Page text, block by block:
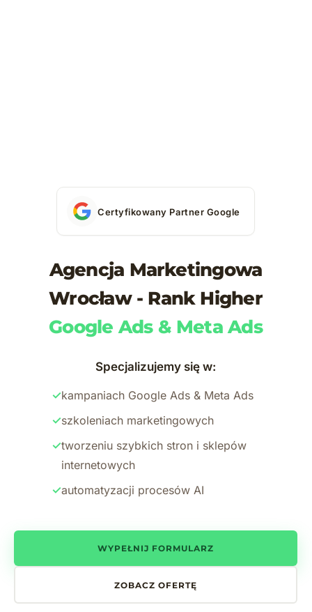
Certyfikowany Partner Google
Agencja Marketingowa
Wrocław - Rank Higher
Google Ads & Meta Ads
Specjalizujemy się w:
✓kampaniach Google Ads & Meta Ads
✓szkoleniach marketingowych
✓tworzeniu szybkich stron i sklepów
internetowych
✓automatyzacji procesów AI
WYPEŁNIJ FORMULARZ
ZOBACZ OFERTĘ